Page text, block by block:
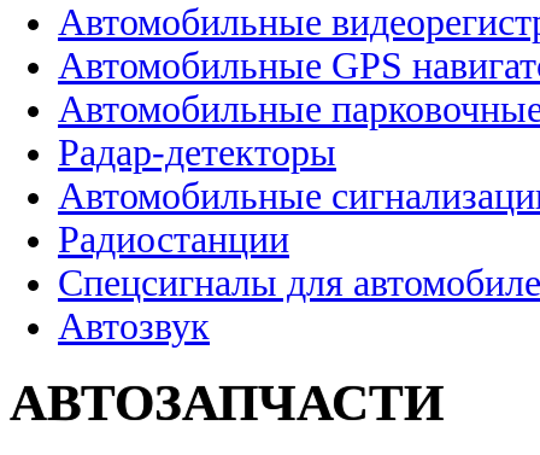
Автомобильные
Автомобильные GPS
Автомобильные
Радар-детекторы
Автомобильные
Радиостанции
Спецсигналы для
Автозвук
АВТОЗАПЧАСТИ